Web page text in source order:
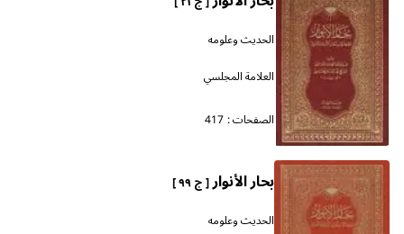
الحديث وعلومه
العلامة المجلسي
الصفحات : 417
بحار الأنوار[ ج ٩٩ ]
الحديث وعلومه